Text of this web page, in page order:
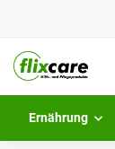
Ernährung